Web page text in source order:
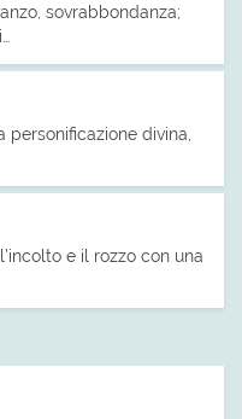
sovrabbondanza;
divina,
e il rozzo con una